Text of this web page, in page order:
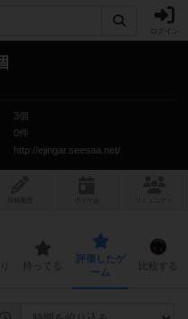
ログイン
3個
0件
http://ejingar.seesaa.net/
持ってる
評価したゲ
ーム
比較する